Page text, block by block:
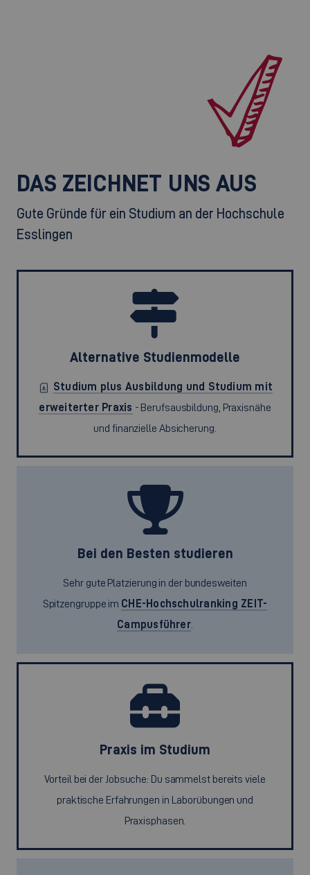
DAS ZEICHNET UNS AUS
Gute Gründe für ein Studium an der Hochschule
Esslingen
Alternative Studienmodelle
Studium plus Ausbildung und Studium mit
erweiterter Praxis - Berufsausbildung, Praxisnähe
und finanzielle Absicherung.
Bei den Besten studieren
Sehr gute Platzierung in der bundesweiten
Spitzengruppe im CHE-Hochschulranking ZEIT-
Campusführer.
Praxis im Studium
Vorteil bei der Jobsuche: Du sammelst bereits viele
praktische Erfahrungen in Laborübungen und
Praxisphasen.